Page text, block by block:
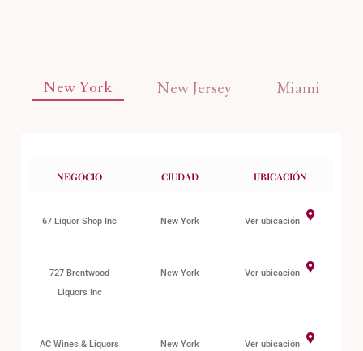
New York New Jersey Miami
NEGOCIO CIUDAD UBICACIÓN
67 Liquor Shop Inc New York Ver ubicación
727 Brentwood
Liquors Inc
New York Ver ubicación
AC Wines & Liquors
New York Ver ubicación